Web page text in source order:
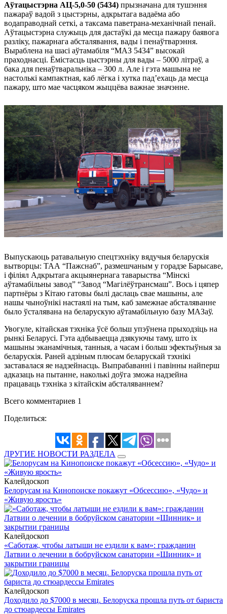
Аўтацыстэрна АЦ-5,0-50 (5434) прызначана для тушэння
пажараў вадой з цыстэрны, адкрытага вадаёма або
водаправоднай сеткі, а таксама паветрана-механічнай пенай.
Аўтацыстэрна служыць для дастаўкі да месца пажару баявога
разліку, пажарнага абсталявання, вады і пенаўтварэння.
Выраблена на шасі аўтамабіля “МАЗ 5434” высокай
праходнасці. Ёмістасць цыстэрны для вады – 5000 літраў, а
бака для пенаўтваральніка – 300 л. Але і гэта машына не
настолькі кампактная, каб лёгка і хутка пад’ехаць да месца
пажару, што мае часцяком жыццёва важнае значэнне.
Выпускаюць ратавальную спецтэхніку вядучыя беларускія
вытворцы: ТАА “Пажснаб”, размешчаным у горадзе Барысаве,
і філіял Адкрытага акцыянернага таварыства “Мінскі
аўтамабільны завод” “Завод “Магілёўтрансмаш”. Вось і цяпер
партнёры з Кітаю гатовы былі даслаць свае машыны, але
нашы чыноўнікі настаялі на тым, каб замежнае абсталяванне
было ўсталявана на беларускую аўтамабільную базу МАЗаў.
Увогуле, кітайская тэхніка ўсё больш упэўнена прыходзіць на
рынкі Беларусі. Гэта адбываецца дзякуючы таму, што іх
машыны эканамічныя, танныя, а часам і больш эфектыўныя за
беларускія. Раней адзіным плюсам беларускай тэхнікі
заставалася яе надзейнасць. Выпрабаванні і павінны найперш
адказаць на пытанне, наколькі доўга зможа надзейна
працаваць тэхніка з кітайскім абсталяваннем?
Всего комментариев 1
Поделиться:
ДРУГИЕ НОВОСТИ РАЗДЕЛА
Калейдоскоп
Белорусам на Кинопоиске покажут «Обсессию», «Чудо» и
«Живую ярость»
Калейдоскоп
«Саботаж, чтобы латыши не ездили к вам»: гражданин
Латвии о лечении в бобруйском санатории «Шинник» и
закрытии границы
Калейдоскоп
Доходило до $7000 в месяц. Белоруска прошла путь от бариста
до стюардессы Emirates